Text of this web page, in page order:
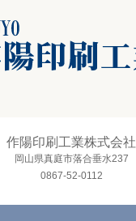
作陽印刷工業株式会社
岡山県真庭市落合垂水237
0867-52-0112